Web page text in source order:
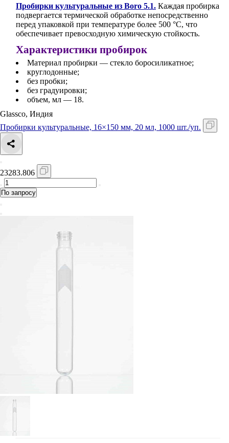
Пробирки культуральные из Boro 5.1. Каждая пробирка
подвергается термической обработке непосредственно
перед упаковкой при температуре более 500 °C, что
обеспечивает превосходную химическую стойкость.
Характеристики пробирок
Материал пробирки — стекло боросиликатное;
круглодонные;
без пробки;
без градуировки;
объем, мл — 18.
Glassco, Индия
Пробирки культуральные, 16×150 мм, 20 мл, 1000 шт./уп.
23283.806
По запросу